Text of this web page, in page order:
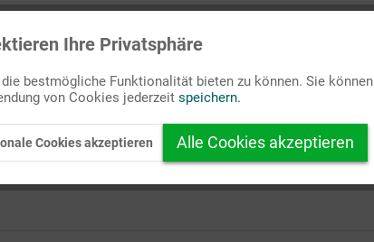
Inaktiv
Ihre Privatsphäre
bestmögliche Funktionalität bieten zu können. Sie
von Cookies jederzeit speichern.
Cookies akzeptieren Alle Cookies akzeptieren